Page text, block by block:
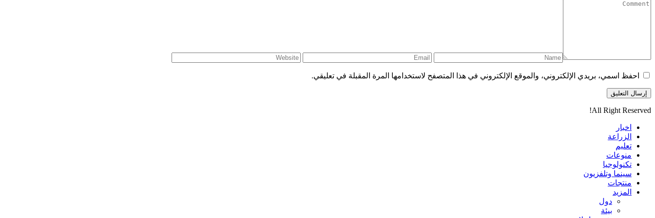
احفظ اسمي، بريدي الإلكتروني، والموقع الإلكتروني في هذا المتصفح لاستخدامها المرة المقبلة في تعليقي.
All Right Reserved!
اخبار
الزراعة
تعليم
منوعات
تكنولوجيا
سينما وتلفزيون
منتجات
المزيد
دول
بيئة